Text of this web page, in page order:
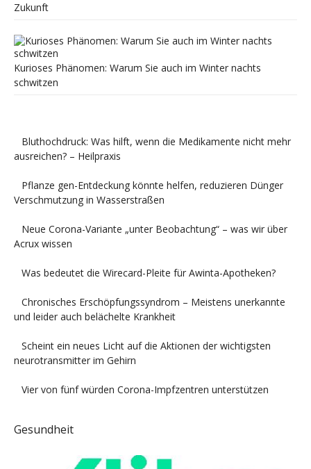
Zukunft
Kurioses Phänomen: Warum Sie auch im Winter nachts
schwitzen
Bluthochdruck: Was hilft, wenn die Medikamente nicht mehr
ausreichen? – Heilpraxis
Pflanze gen-Entdeckung könnte helfen, reduzieren Dünger
Verschmutzung in Wasserstraßen
Neue Corona-Variante „unter Beobachtung“ – was wir über
Acrux wissen
Was bedeutet die Wirecard-Pleite für Awinta-Apotheken?
Chronisches Erschöpfungssyndrom – Meistens unerkannte
und leider auch belächelte Krankheit
Scheint ein neues Licht auf die Aktionen der wichtigsten
neurotransmitter im Gehirn
Vier von fünf würden Corona-Impfzentren unterstützen
Gesundheit